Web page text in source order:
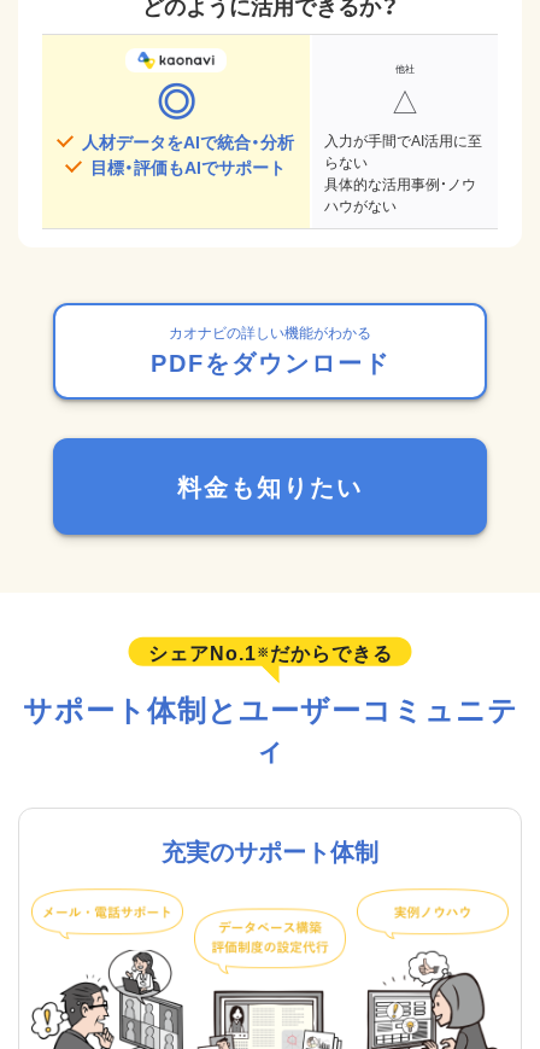
◎
人材データをAIで統合・分析
目標・評価もAIでサポート
△
入力が手間でAI活用に至
らない
具体的な活用事例・ノウ
ハウがない
カオナビの詳しい機能がわかる
PDFをダウンロード
料金も知りたい
シェアNo.1※ だからできる
サポート体制とユーザーコミュニテ
ィ
充実のサポート体制